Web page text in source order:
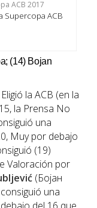
Supercopa ACB
(14) Bojan
la ACB (en la
la Prensa No
una
Muy por debajo
(19)
Valoración por
(Бојан
una